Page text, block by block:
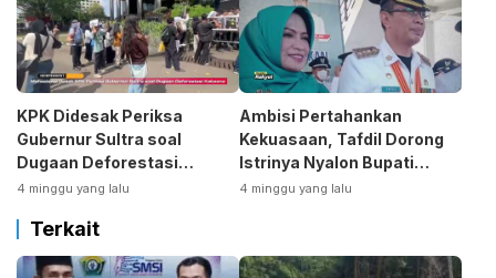
KPK Didesak Periksa
Gubernur Sultra soal
Dugaan Deforestasi
Kabaen
4 minggu yang lalu
Ambisi Pertahankan
Kekuasaan, Tafdil Dorong
Istrinya Nyalon Bupati
Bombana
4 minggu yang lalu
Terkait